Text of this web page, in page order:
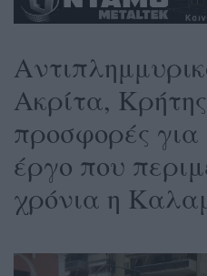
Ακρίτα,
προσφορές
έργο που
χρόνια η